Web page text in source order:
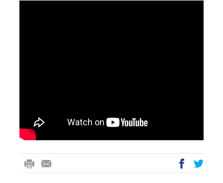
ri
-
ac
wi